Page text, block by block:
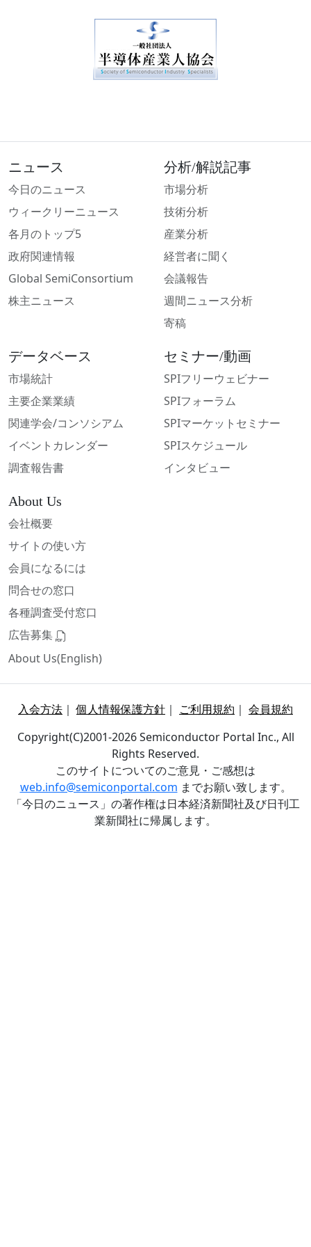
ニュース
今日のニュース
ウィークリーニュース
各月のトップ5
政府関連情報
Global SemiConsortium
株主ニュース
分析/解説記事
市場分析
技術分析
産業分析
経営者に聞く
会議報告
週間ニュース分析
寄稿
データベース
市場統計
主要企業業績
関連学会/コンソシアム
イベントカレンダー
調査報告書
セミナー/動画
SPIフリーウェビナー
SPIフォーラム
SPIマーケットセミナー
SPIスケジュール
インタビュー
About Us
会社概要
サイトの使い方
会員になるには
問合せの窓口
各種調査受付窓口
広告募集
About Us(English)
入会方法 ｜個人情報保護方針 ｜ ご利用規約 ｜ 会員規約
Copyright(C)2001-2026 Semiconductor Portal Inc., All
Rights Reserved.
このサイトについてのご意見・ご感想は
web.info@semiconportal.com までお願い致します。
「今日のニュース」の著作権は日本経済新聞社及び日刊工
業新聞社に帰属します。